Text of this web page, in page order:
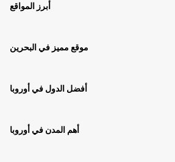
أبرز المواقع
موقع مميز في البحرين
أفضل الدول في أوروبا
أهم المدن في أوروبا